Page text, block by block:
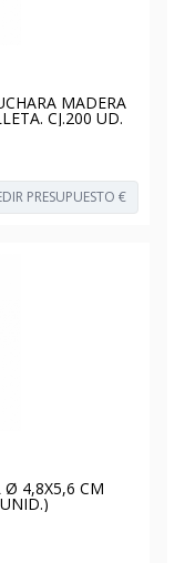
MADERA
CJ.200 UD.
PRESUPUESTO €
Ø 4,8X5,6 CM